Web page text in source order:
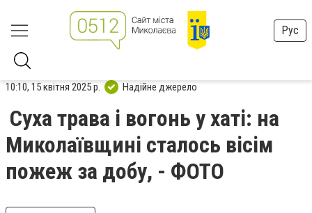
Рус
10:10, 15 квітня 2025 р. Надійне джерело
Суха трава і вогонь у хаті: на
Миколаївщині сталось вісім
пожеж за добу, - ФОТО